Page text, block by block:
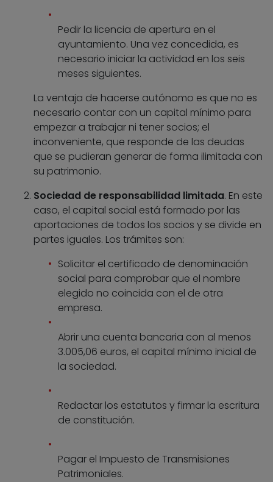
Pedir la licencia de apertura en el
ayuntamiento. Una vez concedida, es
necesario iniciar la actividad en los seis
meses siguientes.
La ventaja de hacerse autónomo es que no es
necesario contar con un capital mínimo para
empezar a trabajar ni tener socios; el
inconveniente, que responde de las deudas
que se pudieran generar de forma ilimitada con
su patrimonio.
Sociedad de responsabilidad limitada. En este
caso, el capital social está formado por las
aportaciones de todos los socios y se divide en
partes iguales. Los trámites son:
Solicitar el certificado de denominación
social para comprobar que el nombre
elegido no coincida con el de otra
empresa.
Abrir una cuenta bancaria con al menos
3.005,06 euros, el capital mínimo inicial de
la sociedad.
Redactar los estatutos y firmar la escritura
de constitución.
Pagar el Impuesto de Transmisiones
Patrimoniales.